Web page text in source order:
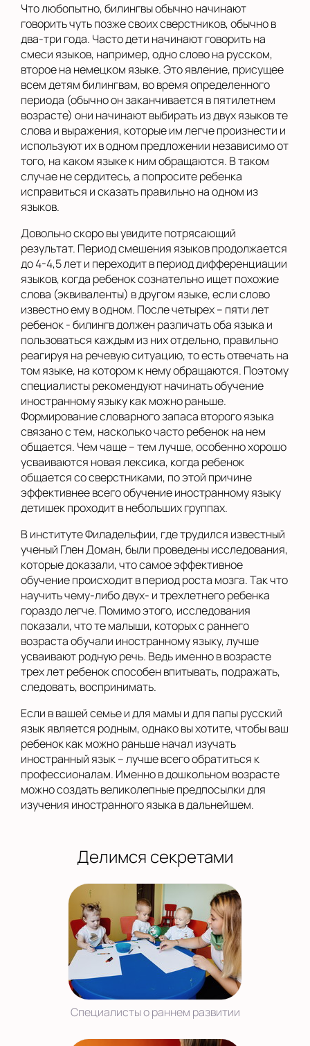
Что любопытно, билингвы обычно начинают
говорить чуть позже своих сверстников, обычно в
два-три года. Часто дети начинают говорить на
смеси языков, например, одно слово на русском,
второе на немецком языке. Это явление, присущее
всем детям билингвам, во время определенного
периода (обычно он заканчивается в пятилетнем
возрасте) они начинают выбирать из двух языков те
слова и выражения, которые им легче произнести и
используют их в одном предложении независимо от
того, на каком языке к ним обращаются. В таком
случае не сердитесь, а попросите ребенка
исправиться и сказать правильно на одном из
языков.
Довольно скоро вы увидите потрясающий
результат. Период смешения языков продолжается
до 4-4,5 лет и переходит в период дифференциации
языков, когда ребенок сознательно ищет похожие
слова (эквиваленты) в другом языке, если слово
известно ему в одном. После четырех – пяти лет
ребенок - билингв должен различать оба языка и
пользоваться каждым из них отдельно, правильно
реагируя на речевую ситуацию, то есть отвечать на
том языке, на котором к нему обращаются. Поэтому
специалисты рекомендуют начинать обучение
иностранному языку как можно раньше.
Формирование словарного запаса второго языка
связано с тем, насколько часто ребенок на нем
общается. Чем чаще – тем лучше, особенно хорошо
усваиваются новая лексика, когда ребенок
общается со сверстниками, по этой причине
эффективнее всего обучение иностранному языку
детишек проходит в небольших группах.
В институте Филадельфии, где трудился известный
ученый Глен Доман, были проведены исследования,
которые доказали, что самое эффективное
обучение происходит в период роста мозга. Так что
научить чему-либо двух- и трехлетнего ребенка
гораздо легче. Помимо этого, исследования
показали, что те малыши, которых с раннего
возраста обучали иностранному языку, лучше
усваивают родную речь. Ведь именно в возрасте
трех лет ребенок способен впитывать, подражать,
следовать, воспринимать.
Если в вашей семье и для мамы и для папы русский
язык является родным, однако вы хотите, чтобы ваш
ребенок как можно раньше начал изучать
иностранный язык – лучше всего обратиться к
профессионалам. Именно в дошкольном возрасте
можно создать великолепные предпосылки для
изучения иностранного языка в дальнейшем.
Делимся секретами
Специалисты о раннем развитии